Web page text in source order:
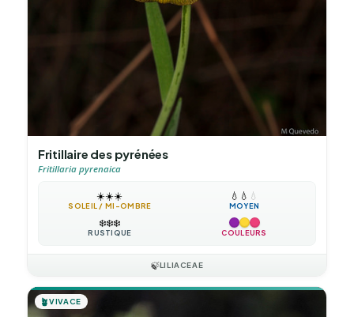
Fritillaire des pyrénées
Fritillaria pyrenaica
☀️☀️☀️
SOLEIL / MI-OMBRE
💧 💧 💧
MOYEN
❄️❄️❄️
RUSTIQUE COULEURS
🍃LILIACEAE
🪴VIVACE